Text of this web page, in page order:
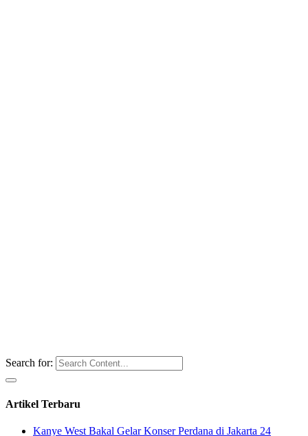
Search for:
Artikel Terbaru
Kanye West Bakal Gelar Konser Perdana di Jakarta 24